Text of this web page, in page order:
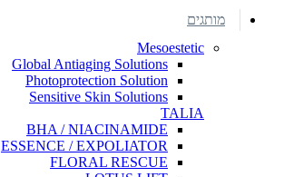
מותגים
Mesoestetic
Global Antiaging Solutions
Photoprotection Solution
Sensitive Skin Solutions
TALIA
BHA / NIACINAMIDE
ESSENCE / EXPOLIATOR
FLORAL RESCUE